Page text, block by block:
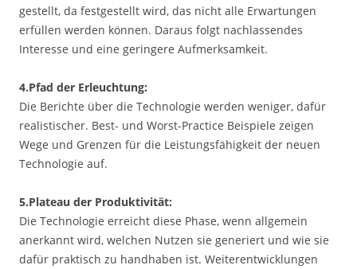
gestellt, da festgestellt wird, das nicht alle Erwartungen
erfüllen werden können. Daraus folgt nachlassendes
Interesse und eine geringere Aufmerksamkeit.
4.Pfad der Erleuchtung:
Die Berichte über die Technologie werden weniger, dafür
realistischer. Best- und Worst-Practice Beispiele zeigen
Wege und Grenzen für die Leistungsfähigkeit der neuen
Technologie auf.
5.Plateau der Produktivität:
Die Technologie erreicht diese Phase, wenn allgemein
anerkannt wird, welchen Nutzen sie generiert und wie sie
dafür praktisch zu handhaben ist. Weiterentwicklungen